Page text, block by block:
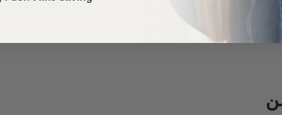
لك ثانيًا، ابحث عن مصفف شعر محترف ذو خبرة في تركيب شعر الإكستنشن